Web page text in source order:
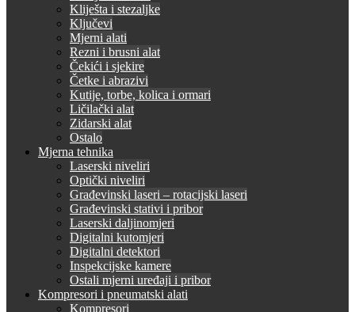
Kliješta i stezaljke
Ključevi
Mjerni alati
Rezni i brusni alat
Čekići i sjekire
Četke i abrazivi
Kutije, torbe, kolica i ormari
Ličilački alat
Zidarski alat
Ostalo
Mjerna tehnika
Laserski niveliri
Optički niveliri
Građevinski laseri – rotacijski laseri
Građevinski stativi i pribor
Laserski daljinomjeri
Digitalni kutomjeri
Digitalni detektori
Inspekcijske kamere
Ostali mjerni uređaji i pribor
Kompresori i pneumatski alati
Kompresori